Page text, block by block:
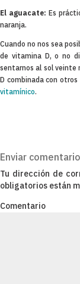
El aguacate: Es
naranja.
Cuando no nos sea
de vitamina D, o no
sentarnos al sol veinte
D combinada con
vitamínico.
Enviar comentario
Tu dirección de
obligatorios están